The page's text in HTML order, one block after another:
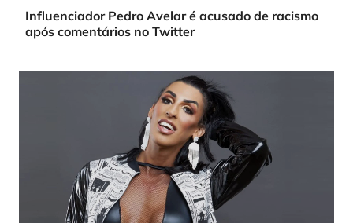
Influenciador Pedro Avelar é acusado de racismo
após comentários no Twitter